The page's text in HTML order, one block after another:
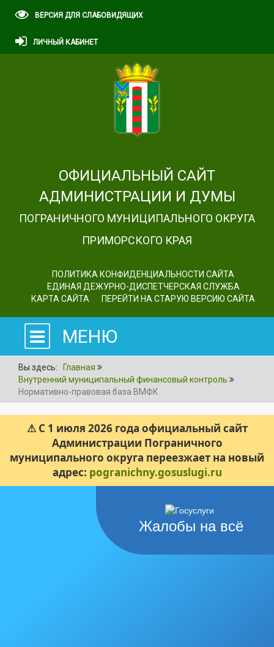
ВЕРСИЯ ДЛЯ СЛАБОВИДЯЩИХ
ЛИЧНЫЙ КАБИНЕТ
ОФИЦИАЛЬНЫЙ САЙТ
АДМИНИСТРАЦИИ И ДУМЫ
ПОГРАНИЧНОГО МУНИЦИПАЛЬНОГО ОКРУГА
ПРИМОРСКОГО КРАЯ
ПОЛИТИКА КОНФИДЕНЦИАЛЬНОСТИ САЙТА
ЕДИНАЯ ДЕЖУРНО-ДИСПЕТЧЕРСКАЯ СЛУЖБА
КАРТА САЙТА
ПЕРЕЙТИ НА СТАРУЮ ВЕРСИЮ САЙТА
МЕНЮ
Вы здесь:
Главная
Внутренний муниципальный финансовый контроль
Нормативно-правовая база ВМФК
⚠ С 1 июля 2026 года официальный сайт
Администрации Пограничного
муниципального округа переезжает на новый
адрес: pogranichny.gosuslugi.ru
Жалобы на всё